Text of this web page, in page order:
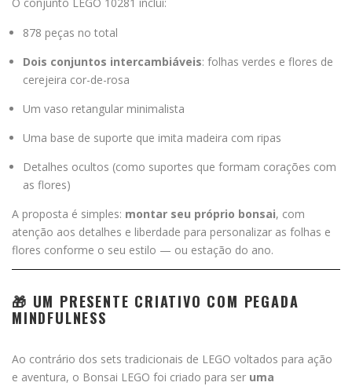
878 peças no total
Dois conjuntos intercambiáveis: folhas verdes e flores de
cerejeira cor-de-rosa
Um vaso retangular minimalista
Uma base de suporte que imita madeira com ripas
Detalhes ocultos (como suportes que formam corações com
as flores)
A proposta é simples: montar seu próprio bonsai, com
atenção aos detalhes e liberdade para personalizar as folhas e
flores conforme o seu estilo — ou estação do ano.
🎁 UM PRESENTE CRIATIVO COM PEGADA
MINDFULNESS
Ao contrário dos sets tradicionais de LEGO voltados para ação
e aventura, o Bonsai LEGO foi criado para ser uma